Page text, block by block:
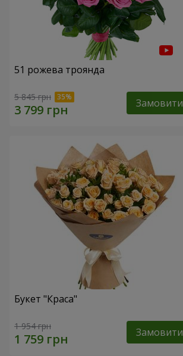
51 рожева троянда
5 845 грн Замовити
Букет "Краса"
1 954 грн Замовити